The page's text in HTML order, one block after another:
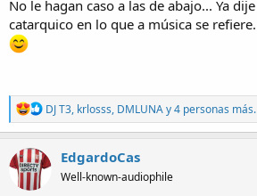
No le hagan caso a las de abajo... Ya
catarquico en lo que a música se
R
e
a
c
t
DJ T3, krlosss, DMLUNAy 4 personas más.
EdgardoCas
Well-known-audiophile